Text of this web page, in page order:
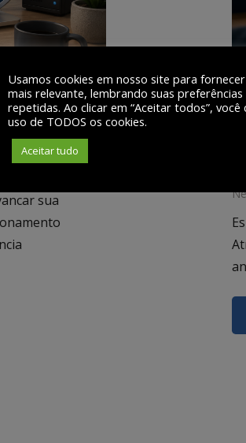
sua
Usamos cookies em nosso site para
mais relevante, lembrando suas preferências
repetidas. Ao clicar em “Aceitar todos”,
uso de TODOS os cookies.
Aceitar tudo